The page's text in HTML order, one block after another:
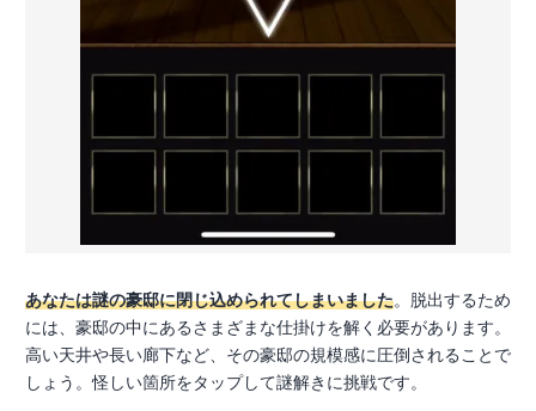
あなたは謎の豪邸に閉じ込められてしまいました。脱出するため
には、豪邸の中にあるさまざまな仕掛けを解く必要があります。
高い天井や長い廊下など、その豪邸の規模感に圧倒されることで
しょう。怪しい箇所をタップして謎解きに挑戦です。